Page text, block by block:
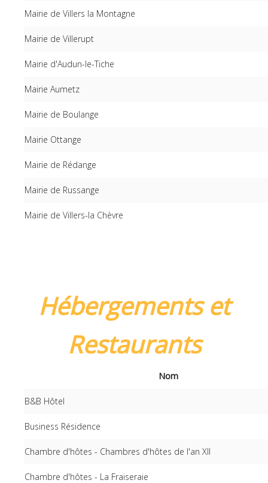
Mairie de Villers la Montagne
Mairie de Villerupt
Mairie d'Audun-le-Tiche
Mairie Aumetz
Mairie de Boulange
Mairie Ottange
Mairie de Rédange
Mairie de Russange
Mairie de Villers-la Chèvre
Hébergements et
Restaurants
Nom
B&B Hôtel
Business Résidence
Chambre d'hôtes - Chambres d'hôtes de l'an XII
Chambre d'hôtes - La Fraiseraie